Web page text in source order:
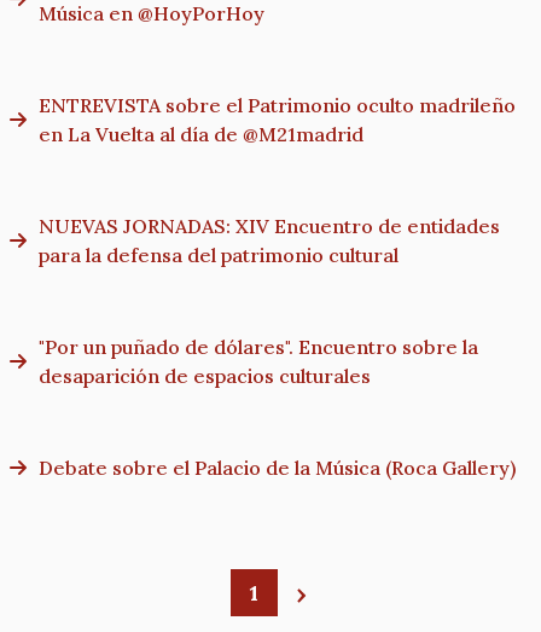
Música en @HoyPorHoy
ENTREVISTA sobre el Patrimonio oculto madrileño
en La Vuelta al día de @M21madrid
NUEVAS JORNADAS: XIV Encuentro de entidades
para la defensa del patrimonio cultural
"Por un puñado de dólares". Encuentro sobre la
desaparición de espacios culturales
Debate sobre el Palacio de la Música (Roca Gallery)
1